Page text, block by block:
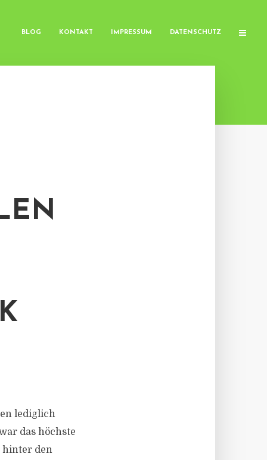
BLOG KONTAKT IMPRESSUM DATENSCHUTZ
lediglich
das höchste
hinter den